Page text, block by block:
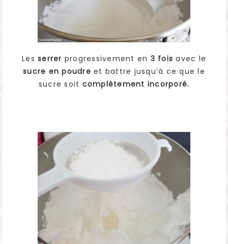
Les serrer progressivement en 3 fois avec le
sucre en poudre et battre jusqu’à ce que le
sucre soit complètement incorporé.